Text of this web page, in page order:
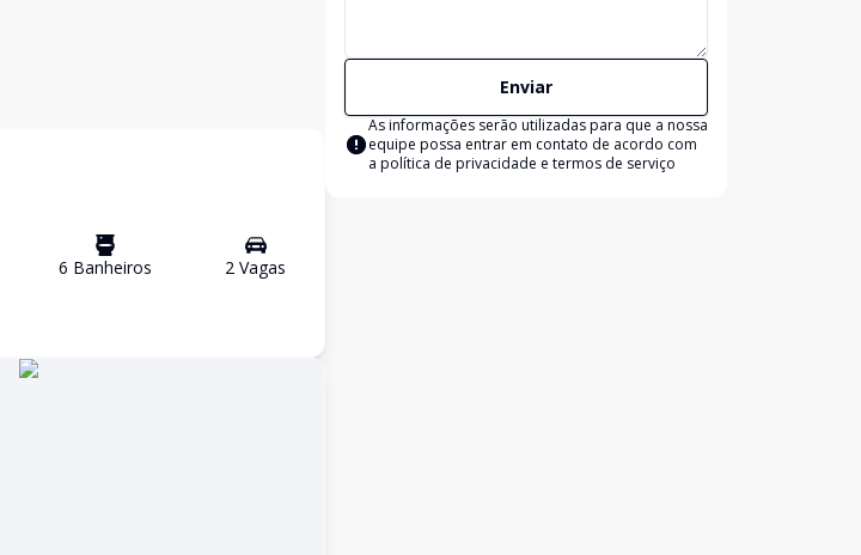
6 Banheiros 2 Vagas
Enviar
As informações serão utilizadas para que a nossa
equipe possa entrar em contato de acordo com
a política de privacidade e termos de serviço